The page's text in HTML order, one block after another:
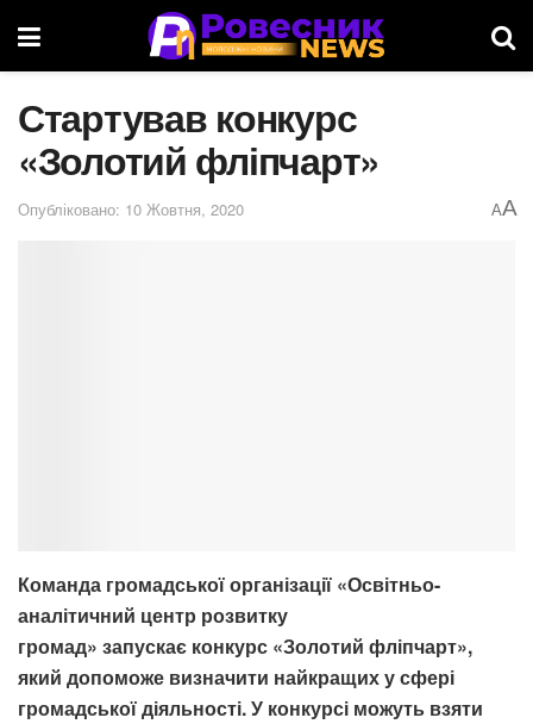
Стартував конкурс
«Золотий фліпчарт»
Опубліковано: 10 Жовтня, 2020 AA
Команда громадської організації «Освітньо-
аналітичний центр розвитку
громад» запускає конкурс «Золотий фліпчарт»,
який допоможе визначити найкращих у сфері
громадської діяльності. У конкурсі можуть взяти